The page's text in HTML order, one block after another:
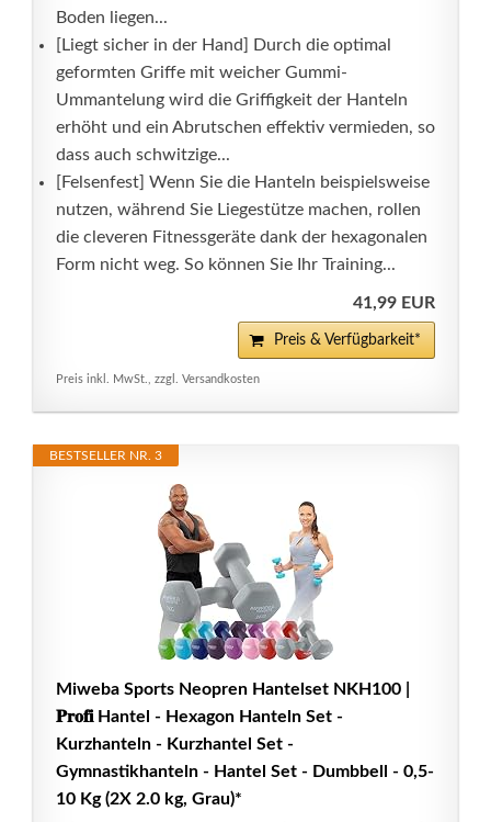
Boden liegen...
[Liegt sicher in der Hand] Durch die optimal
geformten Griffe mit weicher Gummi-
Ummantelung wird die Griffigkeit der Hanteln
erhöht und ein Abrutschen effektiv vermieden, so
dass auch schwitzige...
[Felsenfest] Wenn Sie die Hanteln beispielsweise
nutzen, während Sie Liegestütze machen, rollen
die cleveren Fitnessgeräte dank der hexagonalen
Form nicht weg. So können Sie Ihr Training...
41,99 EUR
Preis & Verfügbarkeit*
Preis inkl. MwSt., zzgl. Versandkosten
BESTSELLER NR. 3
Miweba Sports Neopren Hantelset NKH100 |
𝐏𝐫𝐨𝐟𝐢 Hantel - Hexagon Hanteln Set -
Kurzhanteln - Kurzhantel Set -
Gymnastikhanteln - Hantel Set - Dumbbell - 0,5-
10 Kg (2X 2.0 kg, Grau)*